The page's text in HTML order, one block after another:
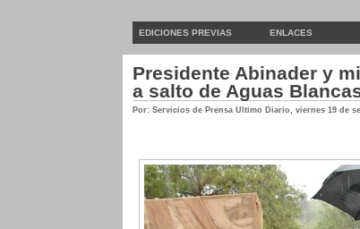
EDICIONES PREVIAS ENLACES
Presidente Abinader y
a salto de Aguas
Por: Servicios de Prensa Ultimo Diario, viernes 19 de